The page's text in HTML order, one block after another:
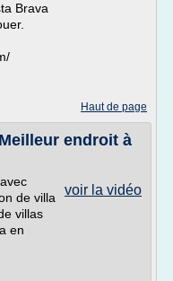
Brava
Haut de page
endroit à
voir la vidéo
de villa
villas
en